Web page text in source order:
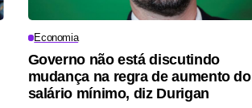
Economia
Governo não está discutindo
mudança na regra de aumento do
salário mínimo, diz Durigan